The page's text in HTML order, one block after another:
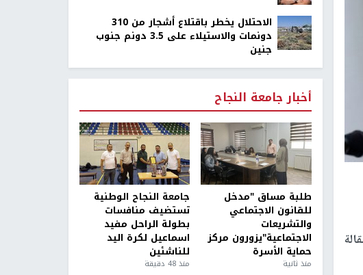
الاحتلال يخطر باقتلاع أشجار من 310
دونمات والاستيلاء على 3.5 دونم جنوب
جنين
أخبار جامعة النجاح
طلبة مساق "مدخل
للقانون الاجتماعي
والتشريعات
الاجتماعية"يزورون مركز
حماية الأسرة
منذ ثانية
جامعة النجاح الوطنية
تستضيف منافسات
بطولة الراحل مفيد
اسماعيل لكرة اليد
للناشئين
منذ 48 دقيقة